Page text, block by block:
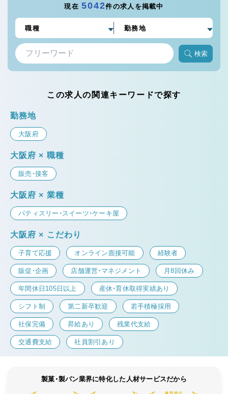
現在5042件の求人を掲載中
検索
この求人の関連キーワードで探す
勤務地
大阪府
大阪府 × 職種
販売・接客
大阪府 × 業種
パティスリー・スイーツ・ケーキ屋
大阪府 × こだわり
子育て応援 オンライン面接可能 経験者
販促・企画 店舗運営・マネジメント 月8回休み
年間休日105日以上 産休・育休取得実績あり
シフト制 第二新卒歓迎 若手積極採用
社保完備 昇給あり 残業代支給
交通費支給 社員割引あり
製菓・製パン業界に特化した人材サービスだから